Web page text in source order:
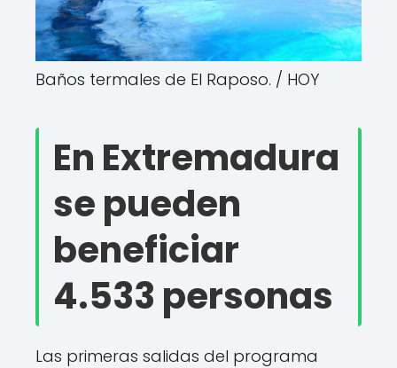
Baños termales de El Raposo. / HOY
En Extremadura
se pueden
beneficiar
4.533 personas
Las primeras salidas del programa